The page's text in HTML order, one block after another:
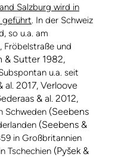
Salzburg wird in
geführt. In der Schweiz
so u.a. am
Fröbelstraße und
& Sutter 1982,
u.a. seit
al. 2017, Verloove
& al. 2012,
Schweden (Seebens
(Seebens &
in Großbritannien
Tschechien (Pyšek &